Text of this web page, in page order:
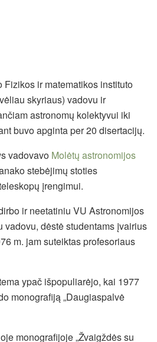
Fizikos ir matematikos instituto
skyriaus) vadovu ir
astronomų kolektyvui iki
buvo apginta per 20 disertacijų.
vadovavo Molėtų astronomijos
stebėjimų stoties
įrengimui.
ir neetatiniu VU Astronomijos
vadovu, dėstė studentams įvairius
m. jam suteiktas profesoriaus
ypač išpopuliarėjo, kai 1977
monografiją „Daugiaspalvė
monografijoje „Žvaigždės su